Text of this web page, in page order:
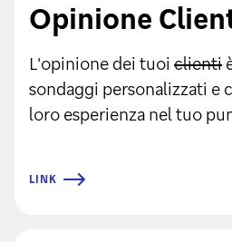
Opinione
L'opinione dei tuoi clienti
sondaggi personalizzati e
loro esperienza nel tuo
LINK